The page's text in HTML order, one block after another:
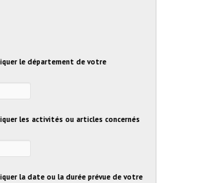
le département de votre
les activités ou articles concernés
la date ou la durée prévue de votre